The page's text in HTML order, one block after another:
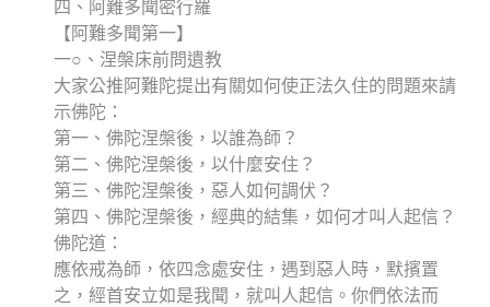
四、阿難多聞密行羅
【阿難多聞第一】
一○、涅槃床前問遺教
大家公推阿難陀提出有關如何使正法久住的問題來請
示佛陀：
第一、佛陀涅槃後，以誰為師？
第二、佛陀涅槃後，以什麼安住？
第三、佛陀涅槃後，惡人如何調伏？
第四、佛陀涅槃後，經典的結集，如何才叫人起信？
佛陀道：
應依戒為師，依四念處安住，遇到惡人時，默擯置
之，經首安立如是我聞，就叫人起信。你們依法而